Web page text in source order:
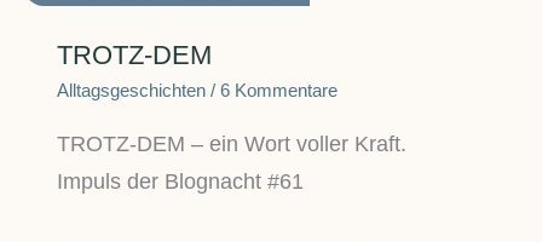
TROTZ-DEM
Alltagsgeschichten /6 Kommentare
TROTZ-DEM – ein Wort voller Kraft.
Impuls der Blognacht #61